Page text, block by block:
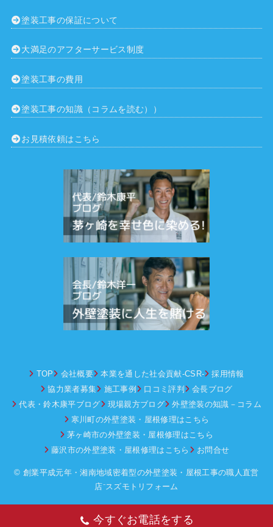
塗装工事の保証について
大満足のアフターサービス制度
塗装工事の費用
塗装工事の知識（コラムを読む））
お見積依頼はこちら
TOP 会社概要 本業を通した社会貢献-CSR-
採用情報
協力業者募集
施工事例 口コミ評判
会長ブログ
代表・鈴木康平ブログ
現場親方ブログ
外壁塗装の知識－コラム
寒川町の外壁塗装・屋根修理はこちら
茅ヶ崎市の外壁塗装・屋根修理はこちら
藤沢市の外壁塗装・屋根修理はこちら
お問合せ
© 創業平成元年・湘南地域密着型の外壁塗装・屋根工事の職人直営
店⁻スズモトリフォーム
今すぐお電話をする